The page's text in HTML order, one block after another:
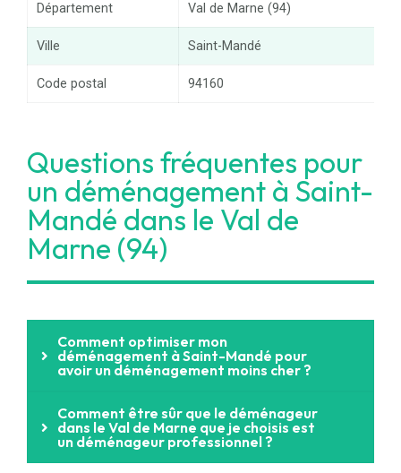
Département Val de Marne (94)
Ville Saint-Mandé
Code postal 94160
Questions fréquentes pour
un déménagement à Saint-
Mandé dans le Val de
Marne (94)
Comment optimiser mon
déménagement à Saint-Mandé pour
avoir un déménagement moins cher ?
Comment être sûr que le déménageur
dans le Val de Marne que je choisis est
un déménageur professionnel ?